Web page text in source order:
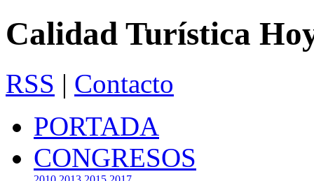
Calidad Turística
RSS | Contacto
PORTADA
CONGRESOS